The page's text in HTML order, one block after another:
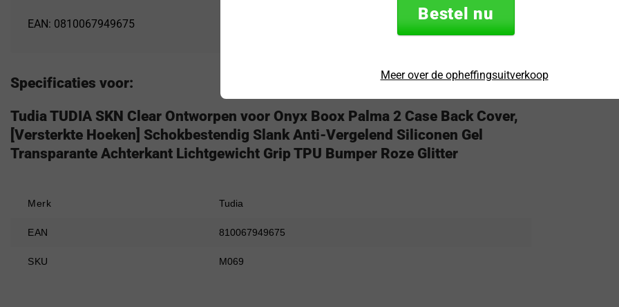
EAN: 0810067949675
Specificaties voor:
Tudia TUDIA SKN Clear Ontworpen voor Onyx Boox Palma 2 Case Back Cover,
[Versterkte Hoeken] Schokbestendig Slank Anti-Vergelend Siliconen Gel
Transparante Achterkant Lichtgewicht Grip TPU Bumper Roze Glitter
Merk Tudia
EAN 810067949675
SKU M069
Bestel nu
Meer over de opheffingsuitverkoop